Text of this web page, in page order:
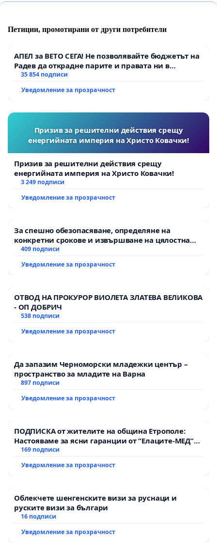
Петиции, промотирани от други потребители
АПЕЛ за ВЕТО СЕГА! Не позволявайте бюджетът на
Радев да открадне парите и правата ни в
тъмното
35 854 подписи
Уведомление за прозрачност
Призив за решителни действия срещу
енергийната империя на Христо Ковачки!
Призив за решителни действия срещу
енергийната империя на Христо Ковачки!
3 249 подписи
Уведомление за прозрачност
За спешно обезопасяване, определяне на
конкретни срокове и извършване на цялостна
рехабилитация на републиканския път между
Мирово - к.к. Момин проход
409 подписи
Уведомление за прозрачност
ОТВОД НА ПРОКУРОР ВИОЛЕТА ЗЛАТЕВА ВЕЛИКОВА
- ОП ДОБРИЧ
538 подписи
Уведомление за прозрачност
Да запазим Черноморски младежки център –
пространство за младите на Варна
897 подписи
Уведомление за прозрачност
ПОДПИСКА от жителите на община Етрополе:
Настояваме за ясни гаранции от “Елаците-МЕД”
АД и от държавата, че ще се изпълнят всички
169 подписи
Уведомление за прозрачност
Облекчете шенгенските визи за руснаци и
руските визи за българи
16 подписи
Уведомление за прозрачност